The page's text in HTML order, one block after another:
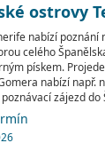
ostrovy
nabízí poznání
celého
pískem.
nabízí např.
zájezd